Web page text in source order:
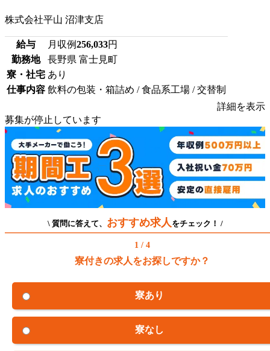
株式会社平山 沼津支店
給与 月収例256,033円
勤務地
長野県 富士見町
寮・社宅 あり
仕事内容 飲料の包装・箱詰め / 食品系工場 / 交替制
詳細を表示
募集が停止しています
\ 質問に答えて、 おすすめ求人 をチェック！ /
1 / 4
寮付きの求人をお探しですか？
寮あり
寮なし